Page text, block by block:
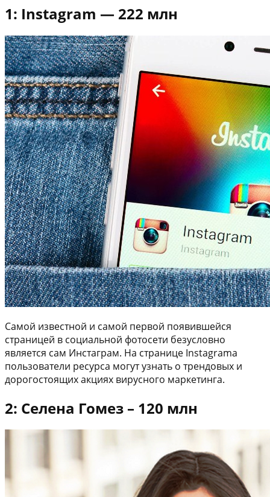
1: Instagram — 222 млн
Самой известной и самой первой появившейся
страницей в социальной фотосети безусловно
является сам Инстаграм. На странице Instagrama
пользователи ресурса могут узнать о трендовых и
дорогостоящих акциях вирусного маркетинга.
2: Селена Гомез – 120 млн